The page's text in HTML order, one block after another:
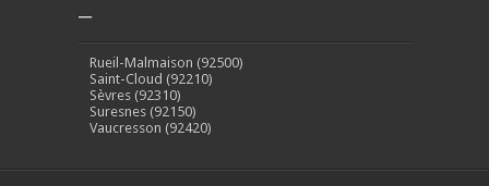
–
Rueil-Malmaison (92500)
Saint-Cloud (92210)
Sèvres (92310)
Suresnes (92150)
Vaucresson (92420)